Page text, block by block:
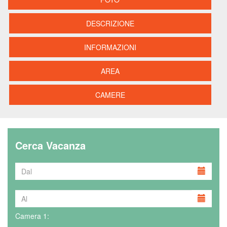
DESCRIZIONE
INFORMAZIONI
AREA
CAMERE
Cerca Vacanza
Camera 1: